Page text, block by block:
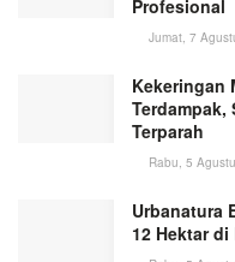
Profesional
Jumat, 7
Kekeringan
Terdampak,
Terparah
Rabu, 5
Urbanatura
12 Hektar di